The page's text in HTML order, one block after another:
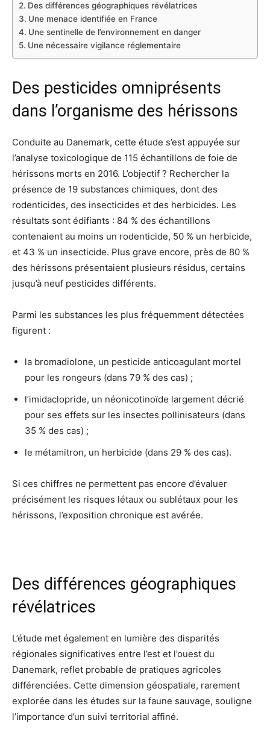
Des différences géographiques révélatrices
Une menace identifiée en France
Une sentinelle de l’environnement en danger
Une nécessaire vigilance réglementaire
Des pesticides omniprésents
dans l’organisme des hérissons
Conduite au Danemark, cette étude s’est appuyée sur
l’analyse toxicologique de 115 échantillons de foie de
hérissons morts en 2016. L’objectif ? Rechercher la
présence de 19 substances chimiques, dont des
rodenticides, des insecticides et des herbicides. Les
résultats sont édifiants : 84 % des échantillons
contenaient au moins un rodenticide, 50 % un herbicide,
et 43 % un insecticide. Plus grave encore, près de 80 %
des hérissons présentaient plusieurs résidus, certains
jusqu’à neuf pesticides différents.
Parmi les substances les plus fréquemment détectées
figurent :
la bromadiolone, un pesticide anticoagulant mortel
pour les rongeurs (dans 79 % des cas) ;
l’imidaclopride, un néonicotinoïde largement décrié
pour ses effets sur les insectes pollinisateurs (dans
35 % des cas) ;
le métamitron, un herbicide (dans 29 % des cas).
Si ces chiffres ne permettent pas encore d’évaluer
précisément les risques létaux ou sublétaux pour les
hérissons, l’exposition chronique est avérée.
Des différences géographiques
révélatrices
L’étude met également en lumière des disparités
régionales significatives entre l’est et l’ouest du
Danemark, reflet probable de pratiques agricoles
différenciées. Cette dimension géospatiale, rarement
explorée dans les études sur la faune sauvage, souligne
l’importance d’un suivi territorial affiné.